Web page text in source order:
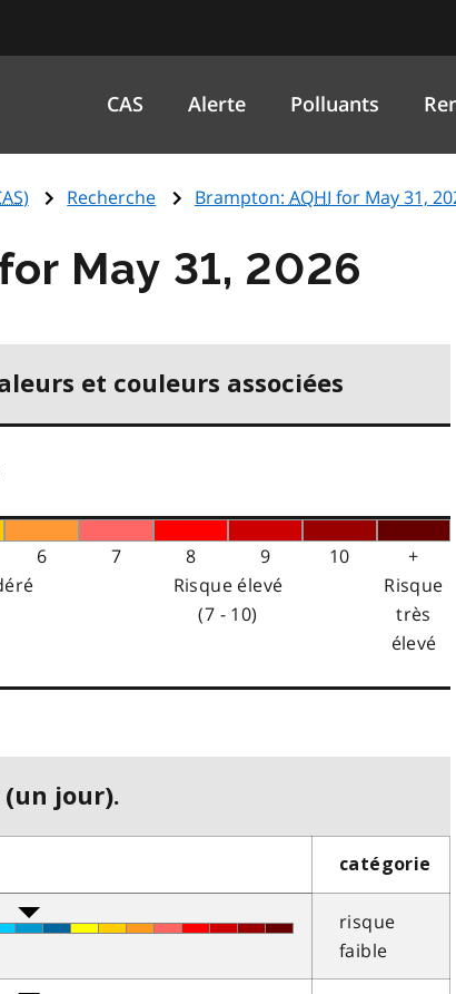
CAS Alerte Polluants
) Recherche Brampton: AQHI for May 31,
for May 31, 2026
et couleurs associées
6 7 8 9 10
+
Risque élevé
(7 - 10)
Risque
très
élevé
(un jour).
catégorie
risque
faible